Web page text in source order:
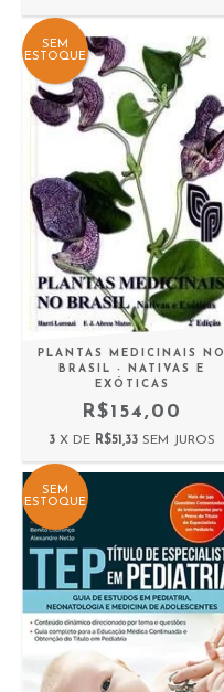
SEM
ESTOQUE
PLANTAS MEDICINAIS NO
BRASIL - NATIVAS E
EXÓTICAS
R$154,00
3 X DE R$51,33 SEM JUROS
SEM
ESTOQUE